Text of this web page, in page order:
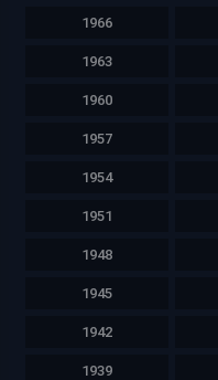
1966
1963
1960
1957
1954
1951
1948
1945
1942
1939